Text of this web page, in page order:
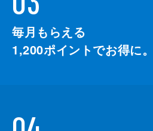
毎月もらえる
1,200ポイントでお得に。